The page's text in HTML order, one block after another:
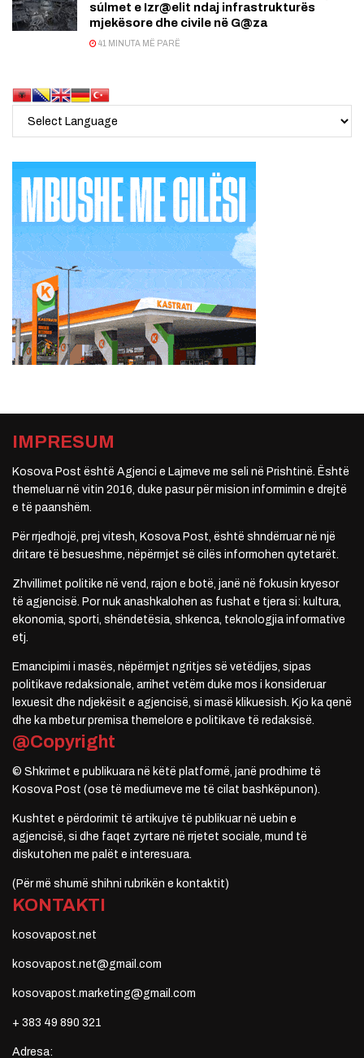
súlmet e Izr@elit ndaj infrastrukturës
mjekësore dhe civile në G@za
41 MINUTA MË PARË
IMPRESUM
Kosova Post është Agjenci e Lajmeve me seli në Prishtinë. Është
themeluar në vitin 2016, duke pasur për mision informimin e drejtë
e të paanshëm.
Për rrjedhojë, prej vitesh, Kosova Post, është shndërruar në një
dritare të besueshme, nëpërmjet së cilës informohen qytetarët.
Zhvillimet politike në vend, rajon e botë, janë në fokusin kryesor
të agjencisë. Por nuk anashkalohen as fushat e tjera si: kultura,
ekonomia, sporti, shëndetësia, shkenca, teknologjia informative
etj.
Emancipimi i masës, nëpërmjet ngritjes së vetëdijes, sipas
politikave redaksionale, arrihet vetëm duke mos i konsideruar
lexuesit dhe ndjekësit e agjencisë, si masë klikuesish. Kjo ka qenë
dhe ka mbetur premisa themelore e politikave të redaksisë.
@Copyright
© Shkrimet e publikuara në këtë platformë, janë prodhime të
Kosova Post (ose të mediumeve me të cilat bashkëpunon).
Kushtet e përdorimit të artikujve të publikuar në uebin e
agjencisë, si dhe faqet zyrtare në rrjetet sociale, mund të
diskutohen me palët e interesuara.
(Për më shumë shihni rubrikën e kontaktit)
KONTAKTI
kosovapost.net
kosovapost.net@gmail.com
kosovapost.marketing@gmail.com
+ 383 49 890 321
Adresa: